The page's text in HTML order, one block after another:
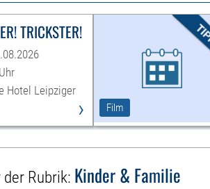
TRICKSTER!
Hotel Leipziger
› Film
Rubrik: Kinder & Familie